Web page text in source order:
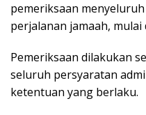
реmеrіkѕааn
реrjаlаnаn jamaah, mulаі
Pеmеrіkѕааn dіlаkukаn
ѕеluruh persyaratan
ketentuan уаng bеrlаku.